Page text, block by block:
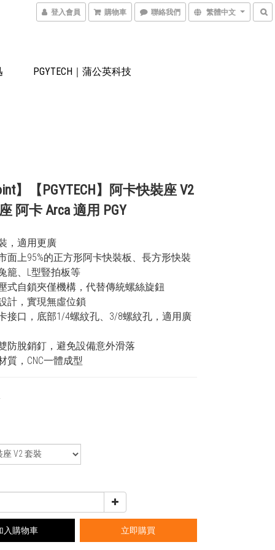
登入會員 購物車 聯絡我們 繁體中文
PGYTECH｜蒲公英科技
】【PGYTECH】阿卡快裝座 V2
阿卡 Arca 適用 PGY
，適用更廣
面上95%的正方形阿卡快裝板、長方形快裝
籠、L型豎拍板等
式自鎖夾僅機構，代替傳統螺絲旋鈕
計，實現無虛位鎖
接口，底部1/4螺紋孔、3/8螺紋孔，適用廣
防脫銷釘，避免設備意外滑落
質，CNC一體成型
入購物車 立即購買